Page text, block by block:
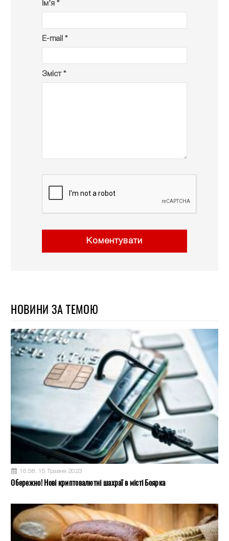
Ім’я *
E-mail *
Зміст *
Коментувати
НОВИНИ ЗА ТЕМОЮ
16:58, 15 Травня 2023
Обережно! Нові криптовалютні шахраї в місті Боярка